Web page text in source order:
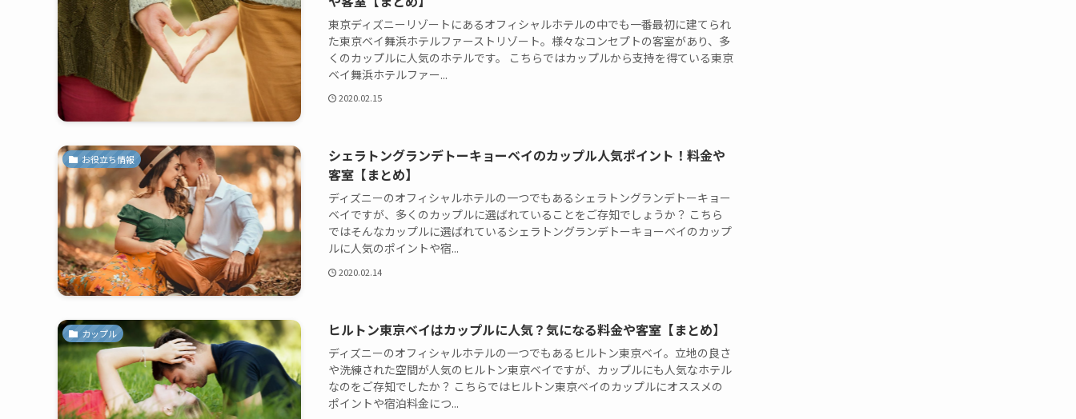
東京ディズニーリゾートにあるオフィシャルホテルの中でも一番最初に建てられ
た東京ベイ舞浜ホテルファーストリゾート。様々なコンセプトの客室があり、多
くのカップルに人気のホテルです。 こちらではカップルから支持を得ている東京
ベイ舞浜ホテルファー...
2020.02.15
お役立ち情報
シェラトングランデトーキョーベイのカップル人気ポイント！料金や
客室【まとめ】
ディズニーのオフィシャルホテルの一つでもあるシェラトングランデトーキョー
ベイですが、多くのカップルに選ばれていることをご存知でしょうか？ こちら
ではそんなカップルに選ばれているシェラトングランデトーキョーベイのカップ
ルに人気のポイントや宿...
2020.02.14
カップル ヒルトン東京ベイはカップルに人気？気になる料金や客室【まとめ】
ディズニーのオフィシャルホテルの一つでもあるヒルトン東京ベイ。立地の良さ
や洗練された空間が人気のヒルトン東京ベイですが、カップルにも人気なホテル
なのをご存知でしたか？ こちらではヒルトン東京ベイのカップルにオススメの
ポイントや宿泊料金につ...